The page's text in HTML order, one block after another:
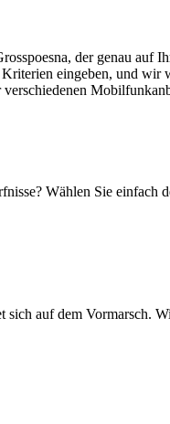
der genau auf
eingeben, und wir
Wählen Sie
auf dem Vormarsch.